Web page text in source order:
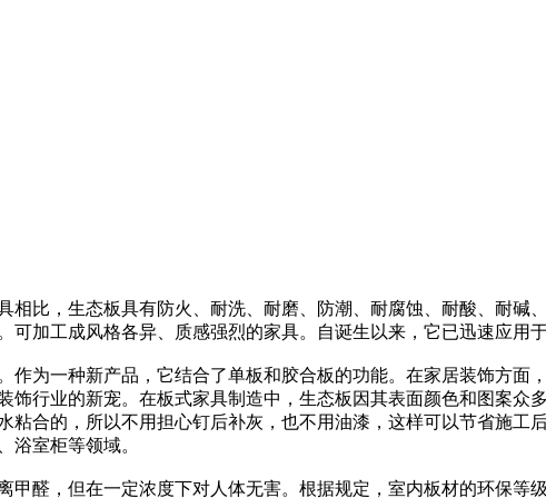
比，生态板具有防火、耐洗、耐磨、防潮、耐腐蚀、耐酸、耐碱
加工成风格各异、质感强烈的家具。自诞生以来，它已迅速应用于
为一种新产品，它结合了单板和胶合板的功能。在家居装饰方面
饰行业的新宠。在板式家具制造中，生态板因其表面颜色和图案众
合的，所以不用担心钉后补灰，也不用油漆，这样可以节省施工
、浴室柜等领域。
醛，但在一定浓度下对人体无害。根据规定，室内板材的环保等